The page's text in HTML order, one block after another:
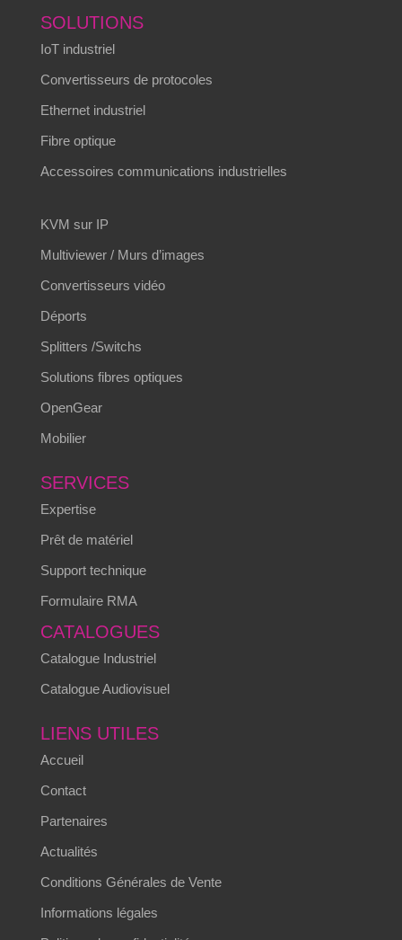
SOLUTIONS
IoT industriel
Convertisseurs de protocoles
Ethernet industriel
Fibre optique
Accessoires communications industrielles
KVM sur IP
Multiviewer / Murs d’images
Convertisseurs vidéo
Déports
Splitters /Switchs
Solutions fibres optiques
OpenGear
Mobilier
SERVICES
Expertise
Prêt de matériel
Support technique
Formulaire RMA
CATALOGUES
Catalogue Industriel
Catalogue Audiovisuel
LIENS UTILES
Accueil
Contact
Partenaires
Actualités
Conditions Générales de Vente
Informations légales